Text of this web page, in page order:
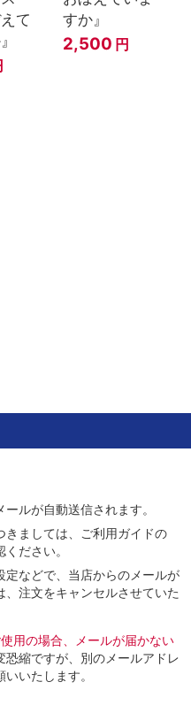
て
すか』
2,500 円
ルが自動送信されます。
きましては、ご利用ガイドの
ください。
定などで、当店からのメールが
注文をキャンセルさせていた
用の場合、メールが届かない
恐縮ですが、別のメールアドレ
いたします。